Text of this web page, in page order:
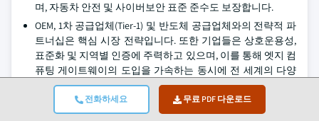
전화하세요 무료 PDF 다운로드
며, 자동차 안전 및 사이버보안 표준 준수도 보장합니다.
OEM, 1차 공급업체(Tier-1) 및 반도체 공급업체와의 전략적 파
트너십은 핵심 시장 전략입니다. 또한 기업들은 상호운용성,
표준화 및 지역별 인증에 주력하고 있으며, 이를 통해 엣지 컴
퓨팅 게이트웨이의 도입을 가속하는 동시에 전 세계의 다양
한 차량 플랫폼에서 사이버보안, 소프트웨어 업데이트 및 통
합 과제에 대응하고 있습니다.